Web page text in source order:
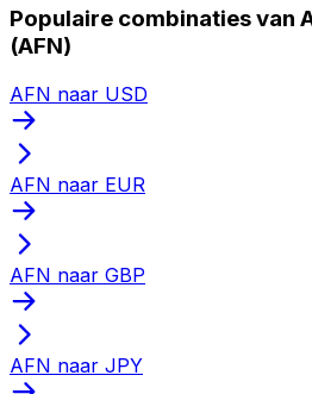
Populaire combinaties van
(AFN)
AFN naar USD
AFN naar EUR
AFN naar GBP
AFN naar JPY